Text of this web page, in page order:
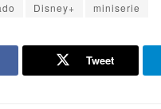
Disney+ miniserie
Tweet